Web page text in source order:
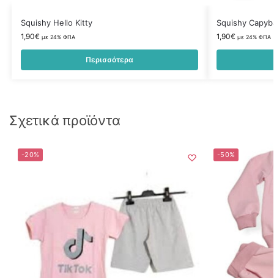
Squishy Hello Kitty
1,90€ με 24% ΦΠΑ
Περισσότερα
Squishy
1,90€ με 24% ΦΠΑ
Σχετικά προϊόντα
-20% -50%